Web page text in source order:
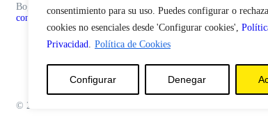
consentimiento para su uso. Puedes configurar o
cookies no esenciales desde 'Configurar cookies',
Privacidad. Política de Cookies
Configurar Denegar
Bogotá – Colombia
contacto@charlasmotivacionales.com.co
© 2026 Charlas Motivacionales Colombia. Todos los derechos